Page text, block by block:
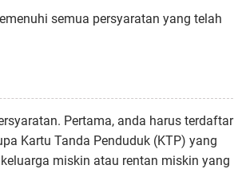
semua persyaratan yang telah
Pertama, anda harus terdaftar
Kartu Tanda Penduduk (KTP) yang
miskin atau rentan miskin yang